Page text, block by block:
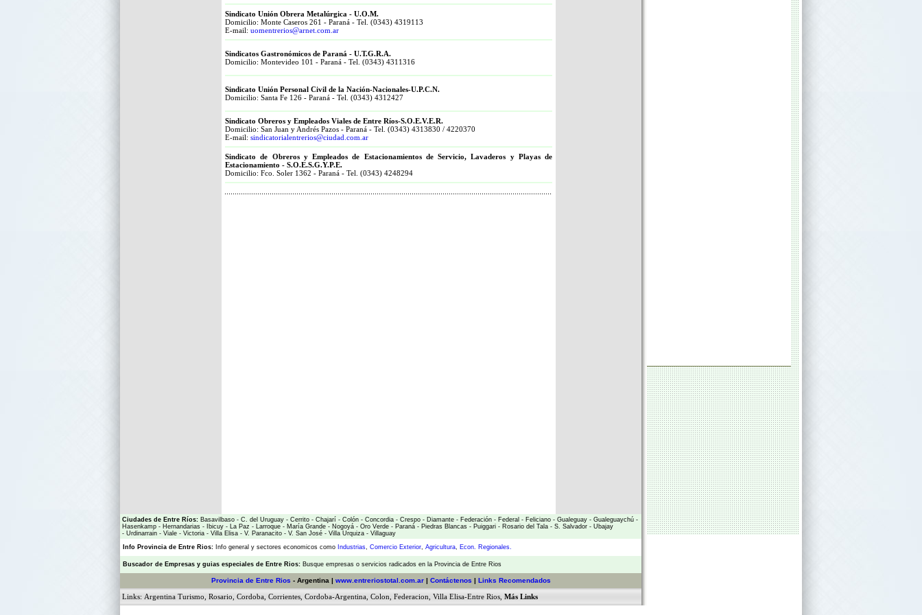
Sindicato Unión Obrera Metalúrgica - U.O.M.
Domicilio: Monte Caseros 261 - Paraná - Tel. (0343) 4319113
E-mail: uomentrerios@arnet.com.ar
Sindicatos Gastronómicos de Paraná - U.T.G.R.A.
Domicilio: Montevideo 101 - Paraná - Tel. (0343) 4311316
Sindicato Unión Personal Civil de la Nación-Nacionales-U.P.C.N.
Domicilio: Santa Fe 126 - Paraná - Tel. (0343) 4312427
Sindicato Obreros y Empleados Viales de Entre Ríos-S.O.E.V.E.R.
Domicilio: San Juan y Andrés Pazos - Paraná - Tel. (0343) 4313830 / 4220370
E-mail: sindicatorialentrerios@ciudad.com.ar
Sindicato de Obreros y Empleados de Estacionamientos de Servicio, Lavaderos y Playas de
Estacionamiento - S.O.E.S.G.Y.P.E.
Domicilio: Fco. Soler 1362 - Paraná - Tel. (0343) 4248294
Ciudades de Entre Ríos: Basavilbaso - C. del Uruguay - Cerrito - Chajarí - Colón - Concordia - Crespo - Diamante - Federación - Federal - Feliciano - Gualeguay - Gualeguaychú -
Hasenkamp - Hernandarias - Ibicuy - La Paz - Larroque - María Grande - Nogoyá - Oro Verde - Paraná - Piedras Blancas - Puiggari - Rosario del Tala - S. Salvador - Ubajay
- Urdinarrain - Viale - Victoria - Villa Elisa - V. Paranacito - V. San José - Villa Urquiza - Villaguay
Info Provincia de Entre Rios: Info general y sectores economicos como Industrias, Comercio Exterior, Agricultura, Econ. Regionales.
Buscador de Empresas y guias especiales de Entre Rios: Busque empresas o servicios radicados en la Provincia de Entre Rios
Provincia de Entre Rios - Argentina | www.entreriostotal.com.ar| Contáctenos | Links Recomendados
Links: Argentina Turismo Rosario Cordoba Corrientes Cordoba-Argentina Colon Federacion Villa Elisa-Entre Rios Más Links